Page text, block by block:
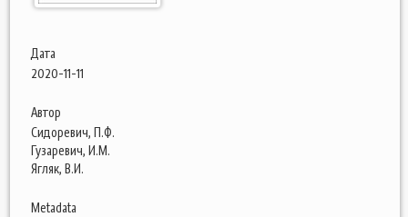
Дата
2020-11-11
Автор
Сидоревич, П.Ф.
Гузаревич, И.М.
Ягляк, В.И.
Metadata